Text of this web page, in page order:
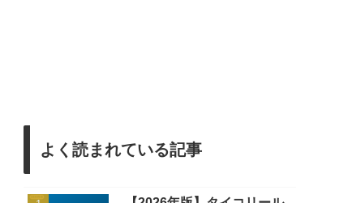
よく読まれている記事